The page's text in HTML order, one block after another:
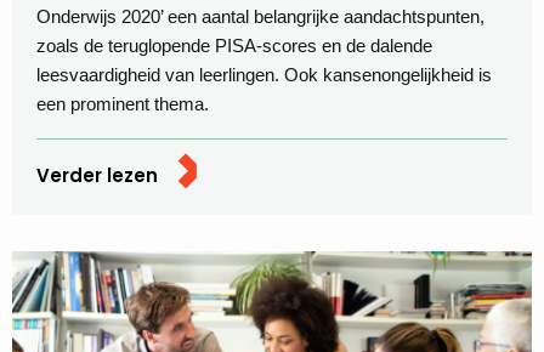
Onderwijs 2020’ een aantal belangrijke aandachtspunten,
zoals de teruglopende PISA-scores en de dalende
leesvaardigheid van leerlingen. Ook kansenongelijkheid is
een prominent thema.
Verder lezen